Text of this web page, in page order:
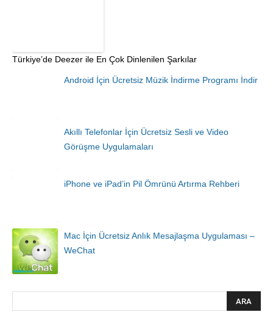
Türkiye’de Deezer ile En Çok Dinlenilen Şarkılar
Android İçin Ücretsiz Müzik İndirme Programı İndir
Akıllı Telefonlar İçin Ücretsiz Sesli ve Video
Görüşme Uygulamaları
iPhone ve iPad’in Pil Ömrünü Artırma Rehberi
Mac İçin Ücretsiz Anlık Mesajlaşma Uygulaması –
WeChat